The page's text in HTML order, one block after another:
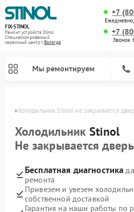
FIX-STINOL
Ремонт устройств Stinol
Специализированный
cервисный центр г.Вологда
+7
+7
Звонок
Мы ремонтируем
Холодильник Stinol не закрывается
Холодильник Stinol
Не закрывается дверь
Бесплатная диагностика
ремонта
Привезем и увезем
собственной доставкой
Гарантия на наши работы по